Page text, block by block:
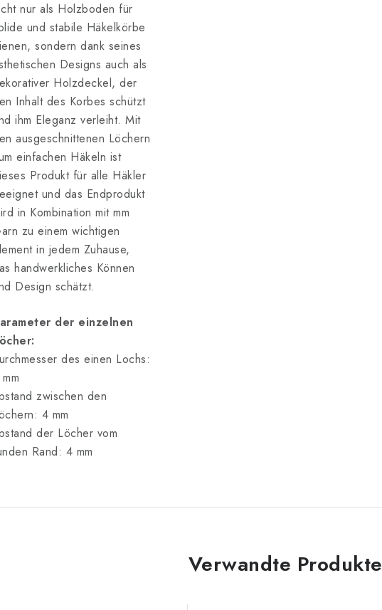
nur als Holzboden für
und stabile Häkelkörbe
sondern dank seines
Designs auch als
Holzdeckel, der
Inhalt des Korbes schützt
ihm Eleganz verleiht. Mit
ausgeschnittenen Löchern
einfachen Häkeln ist
Produkt für alle Häkler
und das Endprodukt
in Kombination mit mm
zu einem wichtigen
in jedem Zuhause,
handwerkliches Können
Design schätzt.
der einzelnen
des einen Lochs:
zwischen den
4 mm
der Löcher vom
Rand: 4 mm
Verwandte Produkte